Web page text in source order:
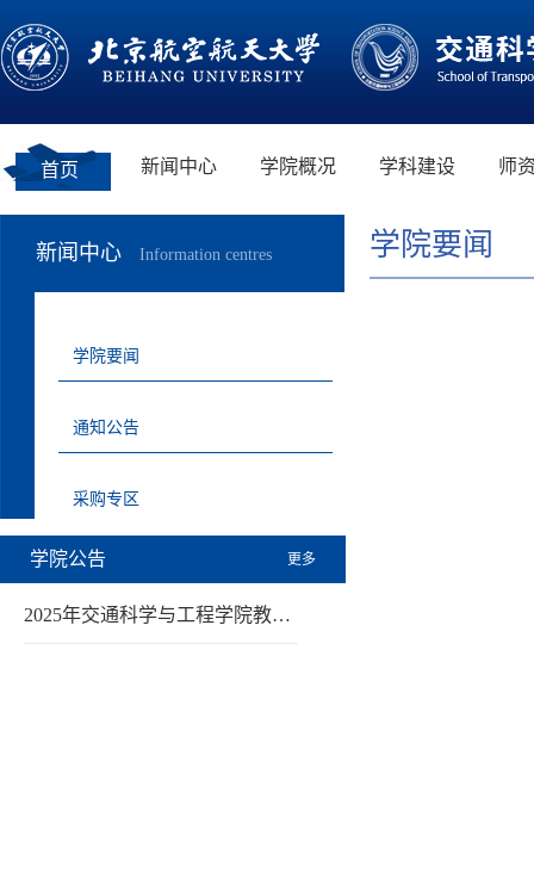
首页 新闻中心 学院概况 学科建设 师
新闻中心 Information centres
学院要闻
通知公告
采购专区
学院公告 更多
2025年交通科学与工程学院教…
学院要闻